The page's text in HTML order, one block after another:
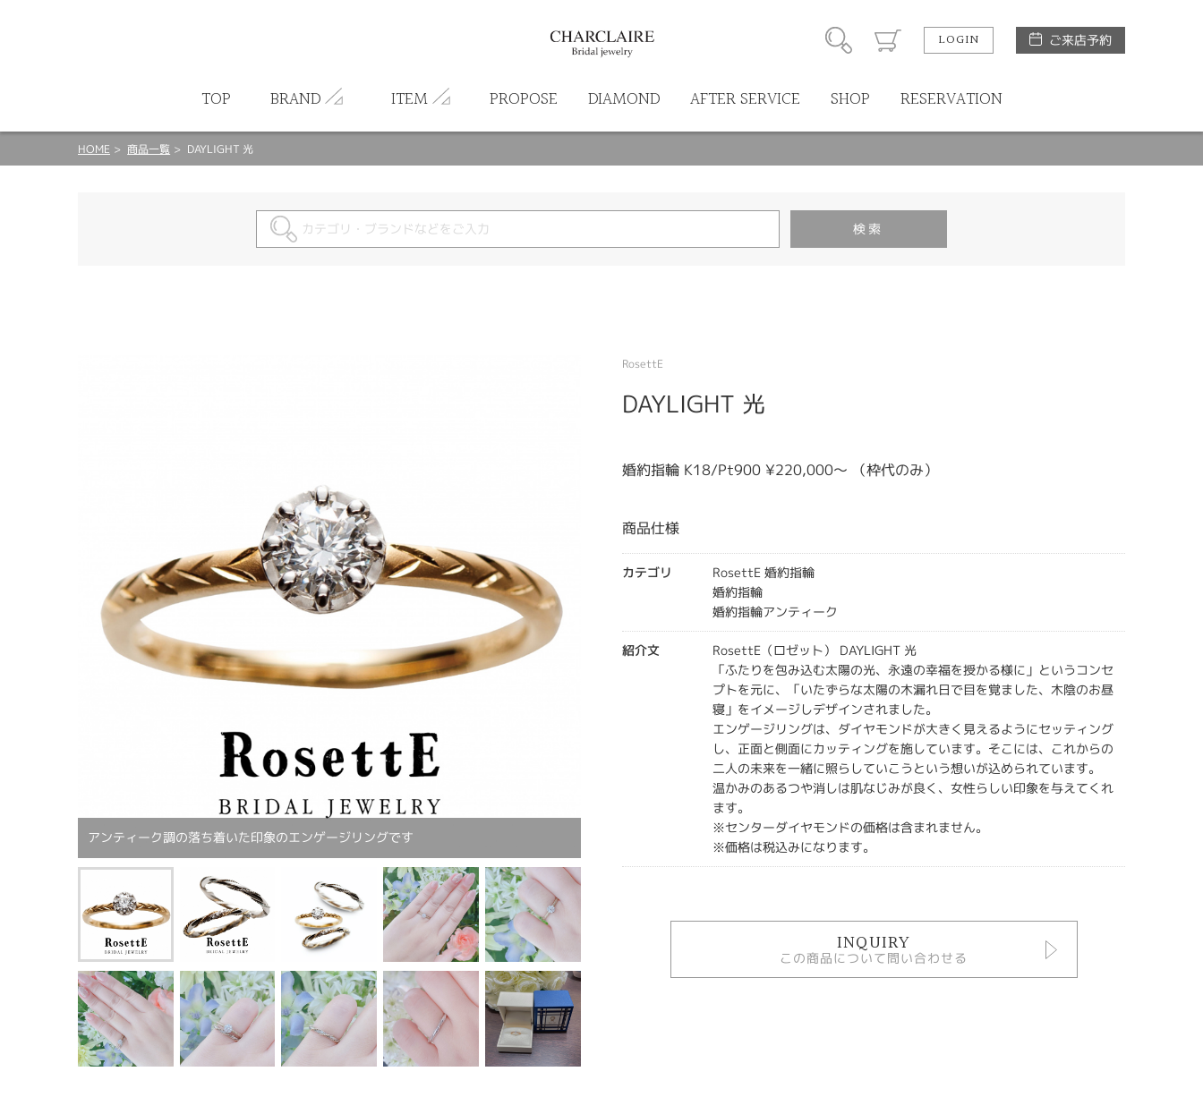
LOGIN ご来店予約
TOP BRAND ITEM PROPOSE DIAMOND AFTER SERVICE SHOP RESERVATION
HOME 商品一覧 DAYLIGHT 光
アンティーク調の落ち着いた印象のエンゲージリングです
RosettE
DAYLIGHT 光
婚約指輪 K18/Pt900 ¥220,000～ （枠代のみ）
商品仕様
カテゴリ
RosettE 婚約指輪
婚約指輪
婚約指輪アンティーク
紹介文
RosettE（ロゼット） DAYLIGHT 光
「ふたりを包み込む太陽の光、永遠の幸福を授かる様に」というコンセ
プトを元に、「いたずらな太陽の木漏れ日で目を覚ました、木陰のお昼
寝」をイメージしデザインされました。
エンゲージリングは、ダイヤモンドが大きく見えるようにセッティング
し、正面と側面にカッティングを施しています。そこには、これからの
二人の未来を一緒に照らしていこうという想いが込められています。
温かみのあるつや消しは肌なじみが良く、女性らしい印象を与えてくれ
ます。
※センターダイヤモンドの価格は含まれません。
※価格は税込みになります。
INQUIRY
この商品について問い合わせる